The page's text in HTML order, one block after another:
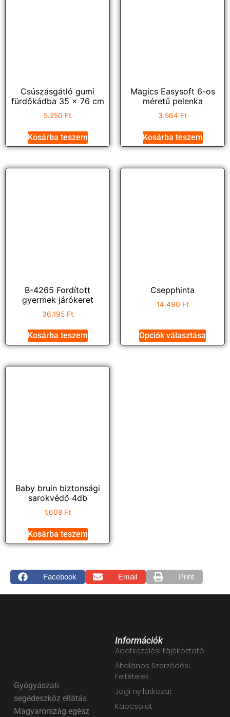
Csúszásgátló gumi
fürdőkádba 35 x 76 cm
5.250 Ft
Kosárba teszem
Magics Easysoft 6-os
méretű pelenka
3.564 Ft
Kosárba teszem
B-4265 Fordított
gyermek járókeret
36.195 Ft
Kosárba teszem
Csepphinta
14.490 Ft
Opciók választása
Baby bruin biztonsági
sarokvédő 4db
1.608 Ft
Kosárba teszem
Facebook Email Print
Gyógyászati
segédeszköz ellátás
Magyarország egész
Információk
Adatkezelési tájékoztató
Általános Szerződési
Feltételek
Jogi nyilatkozat
Kapcsolat